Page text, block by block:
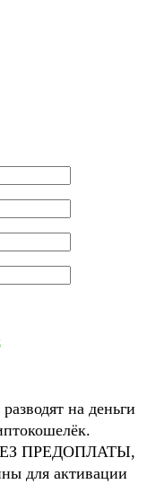
на деньги
БЕЗ ПРЕДОПЛАТЫ,
для активации